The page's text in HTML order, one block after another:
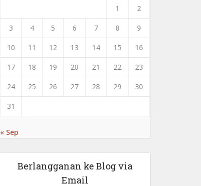
1 2
3 4 5 6 7 8 9
10 11 12 13 14 15 16
17 18 19 20 21 22 23
24 25 26 27 28 29 30
31
« Sep
Berlangganan ke Blog via
Email